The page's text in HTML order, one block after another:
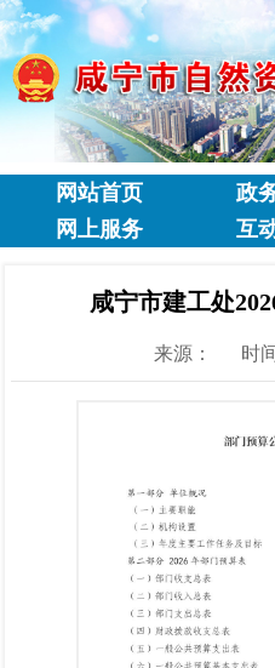
网站首页 政
网上服务
互
咸宁市建工处
来源： 时